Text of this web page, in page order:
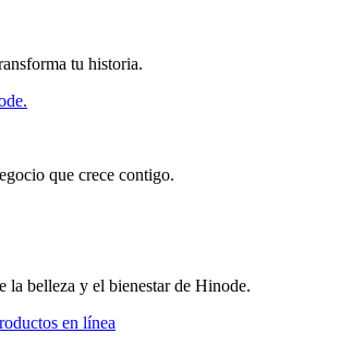
tu historia.
que crece contigo.
la belleza y el bienestar de Hinode.
en línea